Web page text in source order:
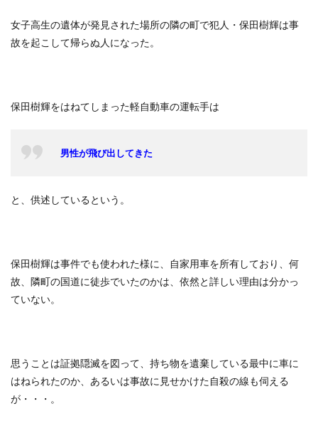
女子高生の遺体が発見された場所の隣の町で犯人・保田樹輝は事
故を起こして帰らぬ人になった。
保田樹輝をはねてしまった軽自動車の運転手は
男性が飛び出してきた
と、供述しているという。
保田樹輝は事件でも使われた様に、自家用車を所有しており、何
故、隣町の国道に徒歩でいたのかは、依然と詳しい理由は分かっ
ていない。
思うことは証拠隠滅を図って、持ち物を遺棄している最中に車に
はねられたのか、あるいは事故に見せかけた自殺の線も伺える
が・・・。